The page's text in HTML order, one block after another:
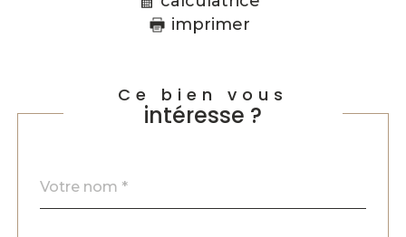
imprimer
Ce bien vous
intéresse ?
par
*